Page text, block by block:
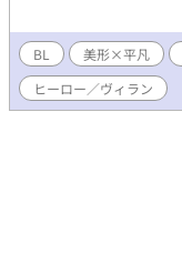
BL 美形×平凡
ヒーロー／ヴィラン